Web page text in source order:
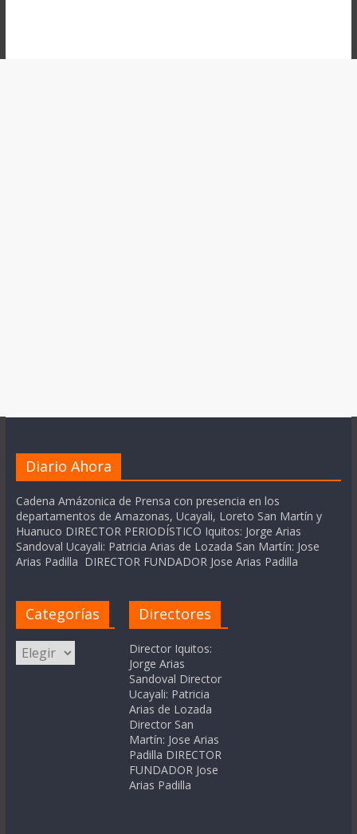
Diario Ahora
Cadena Amázonica de Prensa con presencia en los
departamentos de Amazonas, Ucayali, Loreto San Martín y
Huanuco DIRECTOR PERIODÍSTICO Iquitos: Jorge Arias
Sandoval Ucayali: Patricia Arias de Lozada San Martín: Jose
Arias Padilla DIRECTOR FUNDADOR Jose Arias Padilla
Categorías
Categorías
Directores
Director Iquitos:
Jorge Arias
Sandoval Director
Ucayali: Patricia
Arias de Lozada
Director San
Martín: Jose Arias
Padilla DIRECTOR
FUNDADOR Jose
Arias Padilla